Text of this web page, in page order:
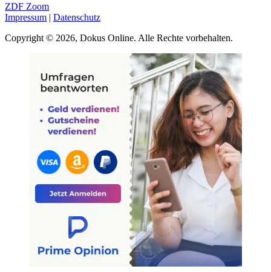
ZDF Zoom
Impressum | Datenschutz
Copyright © 2026, Dokus Online. Alle Rechte vorbehalten.